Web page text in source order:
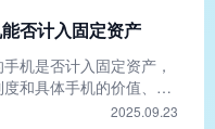
┃主要变化点如下：1、
优惠及附报事项有关信
薪酬”和“出口方式”项
的纳税人应准确填报有
否计入固定资产
机是否计入固定资产，
和具体手机的价值、使
主要遵循以下原则：一、
2025.09.23